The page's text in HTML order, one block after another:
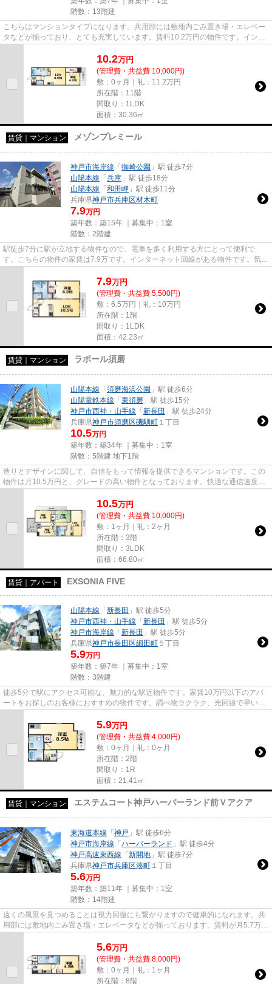
階数：13階建
こちらはマンションタイプになります。共用部には敷地内ごみ置き場・エレベー
タなどが揃っており、とても充実しています。賃料10.2万円の物件です。インタ
10.2万円
(管理費・共益費 10,000円)
敷：0ヶ月｜礼：11.2万円
所在階：11階
間取り：1LDK
面積：30.36㎡
賃貸｜マンション メゾンプレミール
神戸市海岸線 「 御崎公園 」駅 徒歩7分
山陽本線 「 兵庫 」駅 徒歩18分
山陽本線 「 和田岬 」駅 徒歩11分
兵庫県神戸市兵庫区材木町
7.9万円
築年数：築15年 ｜募集中： 1室
階数：2階建
駅徒歩7分に駅が立地する物件なので、電車を多く利用する方にとって便利で
す。こちらの物件の家賃は7.9万です。インターネット回線がある物件です。気に
7.9万円
(管理費・共益費 5,500円)
敷：6.5万円｜礼：10万円
所在階：1階
間取り：1LDK
面積：42.23㎡
賃貸｜マンション ラポール須磨
山陽本線 「 須磨海浜公園 」駅 徒歩6分
山陽電鉄本線 「 東須磨 」駅 徒歩15分
神戸市西神・山手線 「 新長田 」駅 徒歩24分
兵庫県神戸市須磨区磯馴町 １丁目
10.5万円
築年数：築34年 ｜募集中： 1室
階数：5階建 地下1階
造りとデザインに関して、自信をもって情報を提供できるマンションです。この
物件は月10.5万円と、グレードの高い物件となっております。快適な通信速度で
10.5万円
(管理費・共益費 10,000円)
敷：1ヶ月｜礼：2ヶ月
所在階：3階
間取り：3LDK
面積：66.80㎡
賃貸｜アパート EXSONIA FIVE
山陽本線 「 新長田 」駅 徒歩5分
神戸市西神・山手線 「 新長田 」駅 徒歩5分
神戸市海岸線 「 新長田 」駅 徒歩5分
兵庫県神戸市長田区細田町 ５丁目
5.9万円
築年数：築7年 ｜募集中： 1室
階数：3階建
徒歩5分で駅にアクセス可能な、魅力的な駅近物件です。家賃10万円以下のアパ
ートをお探しのお客様におすすめの物件です。調べ物ラクラク、光回線で早い通
5.9万円
(管理費・共益費 4,000円)
敷：0ヶ月｜礼：0ヶ月
所在階：2階
間取り：1R
面積：21.41㎡
賃貸｜マンション エステムコート神戸ハーバーランド前Ｖアクア
東海道本線 「 神戸 」駅 徒歩6分
神戸市海岸線 「 ハーバーランド 」駅 徒歩4分
神戸高速東西線 「 新開地 」駅 徒歩7分
兵庫県神戸市兵庫区湊町 １丁目
5.6万円
築年数：築11年 ｜募集中： 1室
階数：14階建
遠くの風景を見つめることは視力回復にも繋がりますので健康的になれます。共
用部には敷地内ごみ置き場・エレベータなどが揃っております。賃料が月5.7万円
5.6万円
(管理費・共益費 8,000円)
敷：0ヶ月｜礼：1ヶ月
所在階：8階